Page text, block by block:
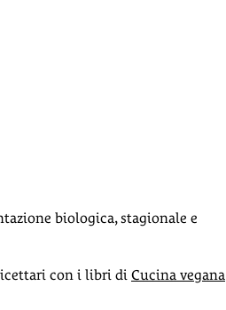
biologica, stagionale e
con i libri di Cucina vegana